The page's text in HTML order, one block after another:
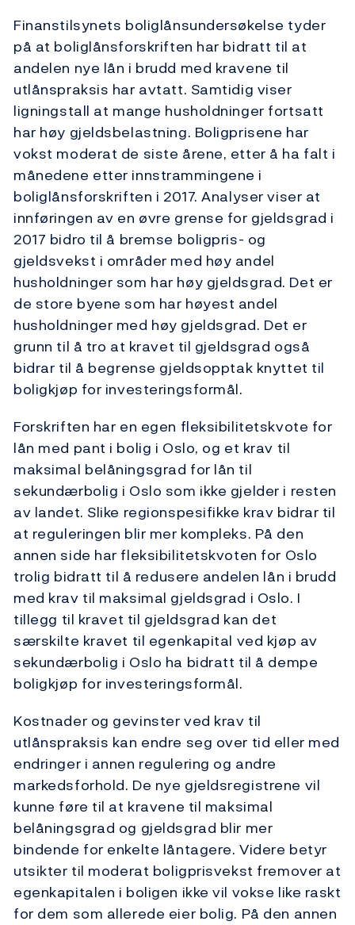
Finanstilsynets boliglånsundersøkelse tyder
på at boliglånsforskriften har bidratt til at
andelen nye lån i brudd med kravene til
utlånspraksis har avtatt. Samtidig viser
ligningstall at mange husholdninger fortsatt
har høy gjeldsbelastning. Boligprisene har
vokst moderat de siste årene, etter å ha falt i
månedene etter innstrammingene i
boliglånsforskriften i 2017. Analyser viser at
innføringen av en øvre grense for gjeldsgrad i
2017 bidro til å bremse boligpris- og
gjeldsvekst i områder med høy andel
husholdninger som har høy gjeldsgrad. Det er
de store byene som har høyest andel
husholdninger med høy gjeldsgrad. Det er
grunn til å tro at kravet til gjeldsgrad også
bidrar til å begrense gjeldsopptak knyttet til
boligkjøp for investeringsformål.
Forskriften har en egen fleksibilitetskvote for
lån med pant i bolig i Oslo, og et krav til
maksimal belåningsgrad for lån til
sekundærbolig i Oslo som ikke gjelder i resten
av landet. Slike regionspesifikke krav bidrar til
at reguleringen blir mer kompleks. På den
annen side har fleksibilitetskvoten for Oslo
trolig bidratt til å redusere andelen lån i brudd
med krav til maksimal gjeldsgrad i Oslo. I
tillegg til kravet til gjeldsgrad kan det
særskilte kravet til egenkapital ved kjøp av
sekundærbolig i Oslo ha bidratt til å dempe
boligkjøp for investeringsformål.
Kostnader og gevinster ved krav til
utlånspraksis kan endre seg over tid eller med
endringer i annen regulering og andre
markedsforhold. De nye gjeldsregistrene vil
kunne føre til at kravene til maksimal
belåningsgrad og gjeldsgrad blir mer
bindende for enkelte låntagere. Videre betyr
utsikter til moderat boligprisvekst fremover at
egenkapitalen i boligen ikke vil vokse like raskt
for dem som allerede eier bolig. På den annen